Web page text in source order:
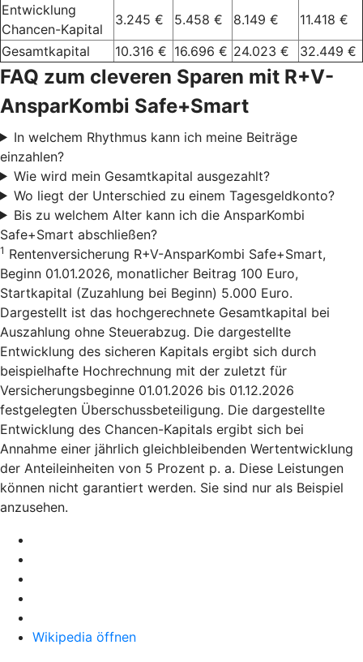
Entwicklung
Chancen-Kapital
3.245 € 5.458 € 8.149 €
11.418 €
Gesamtkapital
10.316 € 16.696 € 24.023 € 32.449 €
FAQ zum cleveren Sparen mit R+V-
AnsparKombi Safe+Smart
In welchem Rhythmus kann ich meine Beiträge
einzahlen?
Wie wird mein Gesamtkapital ausgezahlt?
Wo liegt der Unterschied zu einem Tagesgeldkonto?
Bis zu welchem Alter kann ich die AnsparKombi
Safe+Smart abschließen?
1 Rentenversicherung R+V-AnsparKombi Safe+Smart,
Beginn 01.01.2026, monatlicher Beitrag 100 Euro,
Startkapital (Zuzahlung bei Beginn) 5.000 Euro.
Dargestellt ist das hochgerechnete Gesamtkapital bei
Auszahlung ohne Steuerabzug. Die dargestellte
Entwicklung des sicheren Kapitals ergibt sich durch
beispielhafte Hochrechnung mit der zuletzt für
Versicherungsbeginne 01.01.2026 bis 01.12.2026
festgelegten Überschussbeteiligung. Die dargestellte
Entwicklung des Chancen-Kapitals ergibt sich bei
Annahme einer jährlich gleichbleibenden Wertentwicklung
der Anteileinheiten von 5 Prozent p. a. Diese Leistungen
können nicht garantiert werden. Sie sind nur als Beispiel
anzusehen.
Wikipedia öffnen